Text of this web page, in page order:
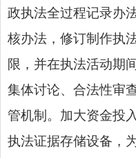
政执法全过程记录办
核办法，修订制作执
限，并在执法活动期
集体讨论、合法性审
管机制。加大资金投
执法证据存储设备，